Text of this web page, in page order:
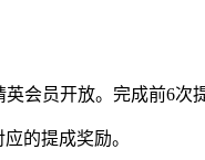
会员开放。完成前6次
的提成奖励。